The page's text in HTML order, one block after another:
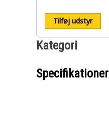
Tilføj udstyr
Kategori
Specifikationer